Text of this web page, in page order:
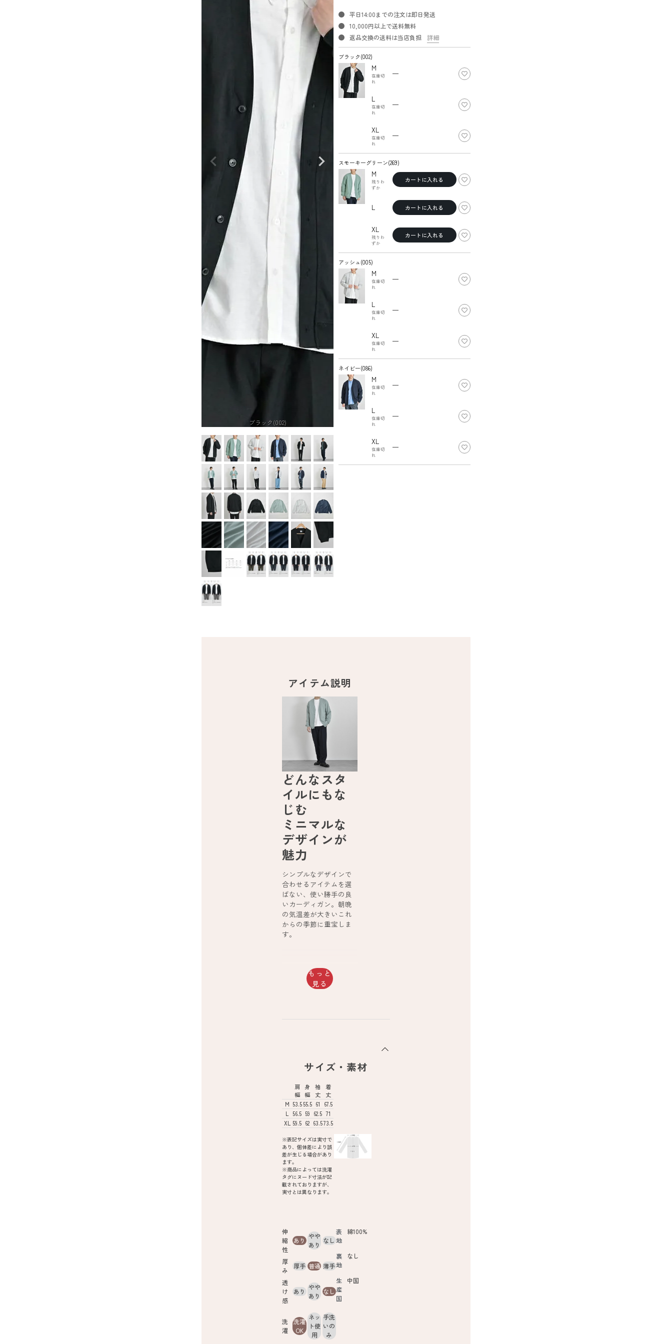
ブラック(002)
平日14:00までの注文は即日発送
10,000円以上で送料無料
返品交換の送料は当店負担
詳細
ブラック(002)
M
在庫切
れ
—
L
在庫切
れ
—
XL
在庫切
れ
—
スモーキーグリーン(269)
M
残りわ
ずか
カートに入れる
L カートに入れる
XL
残りわ
ずか
カートに入れる
アッシュ(005)
M
在庫切
れ
—
L
在庫切
れ
—
XL
在庫切
れ
—
ネイビー(086)
M
在庫切
れ
—
L
在庫切
れ
—
XL
在庫切
れ
—
アイテム説明
どんなスタ
イルにもな
じむ
ミニマルな
デザインが
魅力
シンプルなデザインで
合わせるアイテムを選
ばない、使い勝手の良
いカーディガン。朝晩
の気温差が大きいこれ
からの季節に重宝しま
す。
もっと
見る
サイズ・素材
肩
幅
身
幅
袖
丈
着
丈
M 53.555.5 61
67.5
L 56.5 59 62.5 71
XL 59.5 62 63.573.5
※表記サイズは実寸で
あり、個体差により誤
差が生じる場合があり
ます。
※商品によっては洗濯
タグにヌード寸法が記
載されておりますが、
実寸とは異なります。
伸
縮
性
あり
やや
あり
なし
厚
み
厚手 普通 薄手
透
け
感
あり
やや
あり
なし
洗
濯
洗濯
OK
ネッ
ト使
用
手洗
いの
み
表
地
綿100%
裏
地
なし
生
産
国
中国